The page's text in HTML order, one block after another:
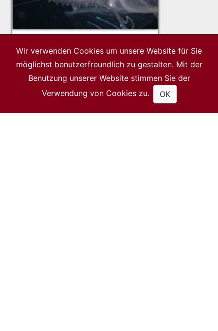
Manfred Wakolbinger –
Artist Talk, 29. März 2026,
16:00
Der Künstler im Gespräch über seine
... mehr
Wir verwenden Cookies um unsere Website für Sie
möglichst benutzerfreundlich zu gestalten. Mit der
Benutzung unserer Website stimmen Sie der
Verwendung von Cookies zu.
OK